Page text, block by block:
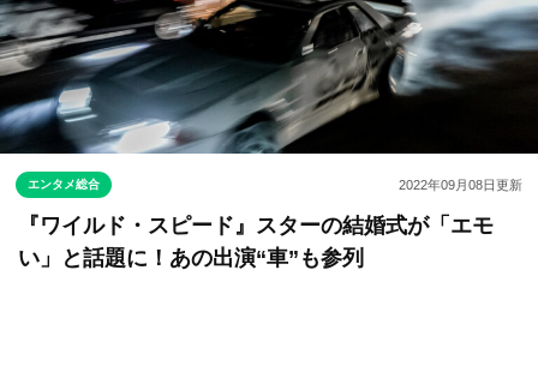
エンタメ総合 2022年09月08日更新
『ワイルド・スピード』スターの結婚式が「エモ
い」と話題に！あの出演“車”も参列